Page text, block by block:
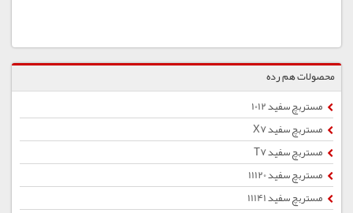
محصولات هم رده
مستربچ سفید 1012
مستربچ سفید X7
مستربچ سفید T7
مستربچ سفید 11120
مستربچ سفید 11141